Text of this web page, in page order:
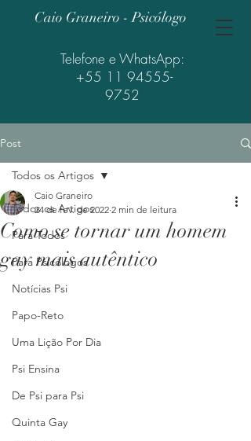
Caio Graneiro - Psicólogo
Telefone e WhatsApp:
+55 11 94555-
9752
Post
Todos os Artigos
Para Todos
Para Psicólogos
Notícias Psi
Papo-Reto
Uma Lição Por Dia
Psi Ensina
De Psi para Psi
Quinta Gay
Todos os Artigos
Como se tornar um homem
gay mais autêntico
Caio Graneiro
24 de fev. de 2022 2 min de leitura